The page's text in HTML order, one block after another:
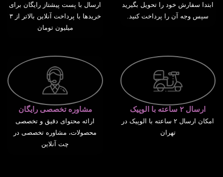
ابتدا سفارش خود را تحویل بگیرید
سپس وجه آن را پرداخت کنید.
ارسال با پست پیشتاز رایگان برای
خریدها با پرداخت آنلاین بالاتر از ۳
میلیون تومان
ارسال ۲ ساعته با الوپیک
امکان ارسال ۲ ساعته با الوپیک در
تهران
مشاوره تخصصی رایگان
ارائه محتوای دقیق و تخصصی
محصولات، مشاوره تخصصی در
چت آنلاین